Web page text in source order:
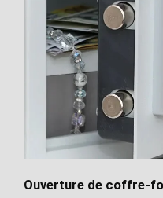
Ouverture de coffre-